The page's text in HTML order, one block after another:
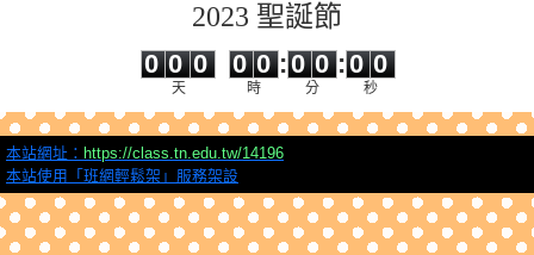
2023 聖誕節
0 0
0
0
天
0
0
0
0
時
:
0
0
0
0
分
:0 0
秒
本站網址： https://class.tn.edu.tw/14196
本站使用「班網輕鬆架」服務架設